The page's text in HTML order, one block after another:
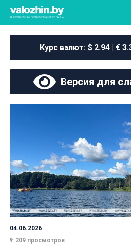
Курс валют: $ 2.94 | €
Версия для
04.06.2026
209 просмотров